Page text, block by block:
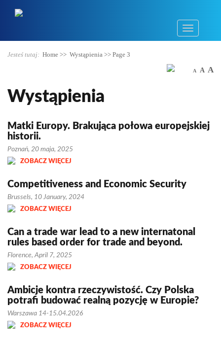
Jesteś tutaj: Home >> Wystąpienia >> Page 3
A A A
Wystąpienia
Matki Europy. Brakująca połowa europejskiej
historii.
Poznań, 20 maja, 2025
ZOBACZ WIĘCEJ
Competitiveness and Economic Security
Brussels, 10 January, 2024
ZOBACZ WIĘCEJ
Can a trade war lead to a new internatonal
rules based order for trade and beyond.
Florence, April 7, 2025
ZOBACZ WIĘCEJ
Ambicje kontra rzeczywistość. Czy Polska
potrafi budować realną pozycję w Europie?
Warszawa 14-15.04.2026
ZOBACZ WIĘCEJ